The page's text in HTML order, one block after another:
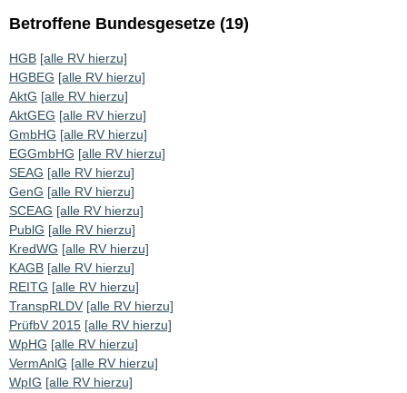
Betroffene Bundesgesetze (19)
HGB [alle RV hierzu]
HGBEG [alle RV hierzu]
AktG [alle RV hierzu]
AktGEG [alle RV hierzu]
GmbHG [alle RV hierzu]
EGGmbHG [alle RV hierzu]
SEAG [alle RV hierzu]
GenG [alle RV hierzu]
SCEAG [alle RV hierzu]
PublG [alle RV hierzu]
KredWG [alle RV hierzu]
KAGB [alle RV hierzu]
REITG [alle RV hierzu]
TranspRLDV [alle RV hierzu]
PrüfbV 2015 [alle RV hierzu]
WpHG [alle RV hierzu]
VermAnlG [alle RV hierzu]
WpIG [alle RV hierzu]